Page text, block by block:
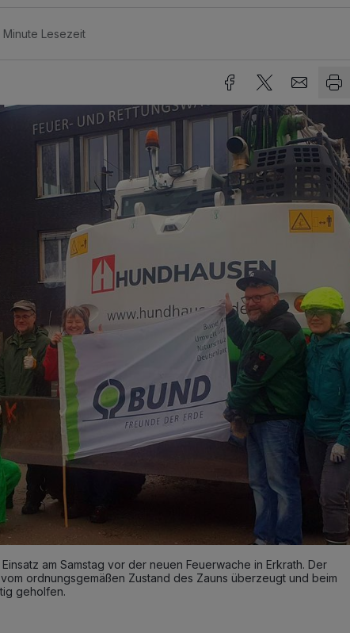
Minute Lesezeit
am Samstag vor der neuen Feuerwache in Erkrath. Der
ordnungsgemäßen Zustand des Zauns überzeugt und beim
geholfen.